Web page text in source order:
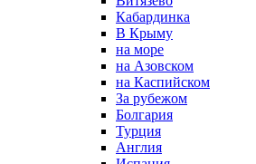
Кабардинка
В Крыму
на море
на Азовском
на Каспийском
За рубежом
Болгария
Турция
Англия